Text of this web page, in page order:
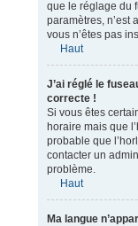
que le réglage du
paramètres, n’est
vous n’êtes pas
Haut
J’ai réglé le
correcte !
Si vous êtes
horaire mais que
probable que
contacter un
problème.
Haut
Ma langue